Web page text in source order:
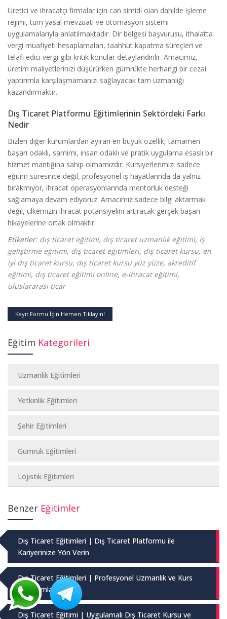
Üretici ve ihracatçı firmalar için can simidi olan dahilde işleme
rejimi, tüm yasal mevzuatı ve otomasyon sistemi
uygulamalarıyla anlatılmaktadır. Dir belgesi başvurusu, ithalatta
vergi muafiyeti hesaplamaları, taahhüt kapatma süreçleri ve
telafi edici vergi gibi kritik konular detaylandırılır. Amacımız,
üretim maliyetlerinizi düşürürken gümrükte herhangi bir cezai
yaptırımla karşılaşmamanızı sağlayacak tam uzmanlığı
kazandırmaktır.
Dış Ticaret Platformu Eğitimlerinin Sektördeki Farkı
Nedir
Bizleri diğer kurumlardan ayıran en büyük özellik, tamamen
başarı odaklı, samimi, insan odaklı ve pratik uygulama esaslı bir
hizmet mantığına sahip olmamızdır. Kursiyerlerimizi sadece
eğitim süresince değil, profesyonel iş hayatlarında da yalnız
bırakmıyor, ihracat operasyonlarında mentorluk desteği
sağlamaya devam ediyoruz. Amacımız sadece bilgi aktarmak
değil, ülkemizin ihracat potansiyelini artıracak gerçek başarı
hikayelerine ortak olmaktır.
Etiketler: dış ticaret eğitimi, dış ticaret uzmanlık eğitimi, iş
geliştirme eğitimi, dış ticaret eğitimleri, dış ticaret kursu, en
iyi dış ticaret kursu, dış ticaret kursu yüz yüze, akreditif
eğitimi, dış ticaret eğitimi online, e-ihracat eğitimi,
uluslararası ticar
Kayıt Formu İçin Hemen Tıklayın!
Eğitim Kategorileri
Uzmanlık Eğitimleri
Yetkinlik Eğitimleri
Şehir Eğitimleri
Gümrük Eğitimleri
Lojistik Eğitimleri
Benzer Eğitimler
Dış Ticaret Eğitimleri | Dış Ticaret Platformu ile
Kariyerinize Yön Verin
Dış Ticaret Eğitimleri | Profesyonel Uzmanlık ve Kurs
Programları
Dış Ticaret Eğitimi | Uygulamalı Dış Ticaret Kursu ve